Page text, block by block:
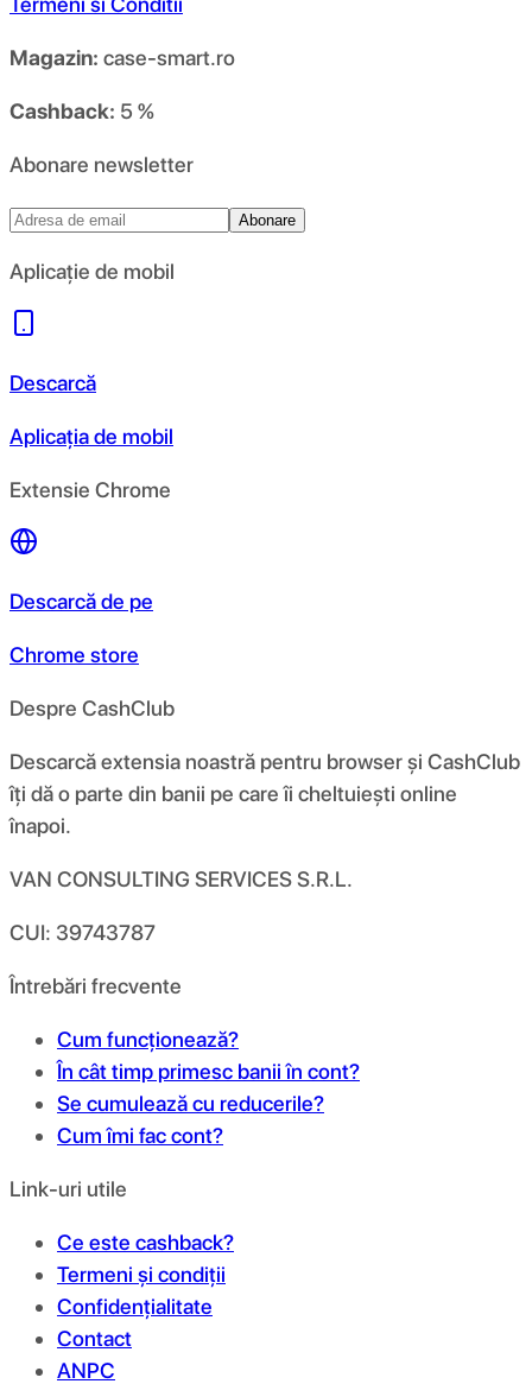
Magazin: case-smart.ro
Cashback: 5 %
Abonare newsletter
Abonare
Aplicație de mobil
Descarcă
Aplicația de mobil
Extensie Chrome
Descarcă de pe
Chrome store
Despre CashClub
Descarcă extensia noastră pentru browser și CashClub
îți dă o parte din banii pe care îi cheltuiești online
înapoi.
VAN CONSULTING SERVICES S.R.L.
CUI: 39743787
Întrebări frecvente
Cum funcționează?
În cât timp primesc banii în cont?
Se cumulează cu reducerile?
Cum îmi fac cont?
Link-uri utile
Ce este cashback?
Termeni și condiții
Confidențialitate
Contact
ANPC